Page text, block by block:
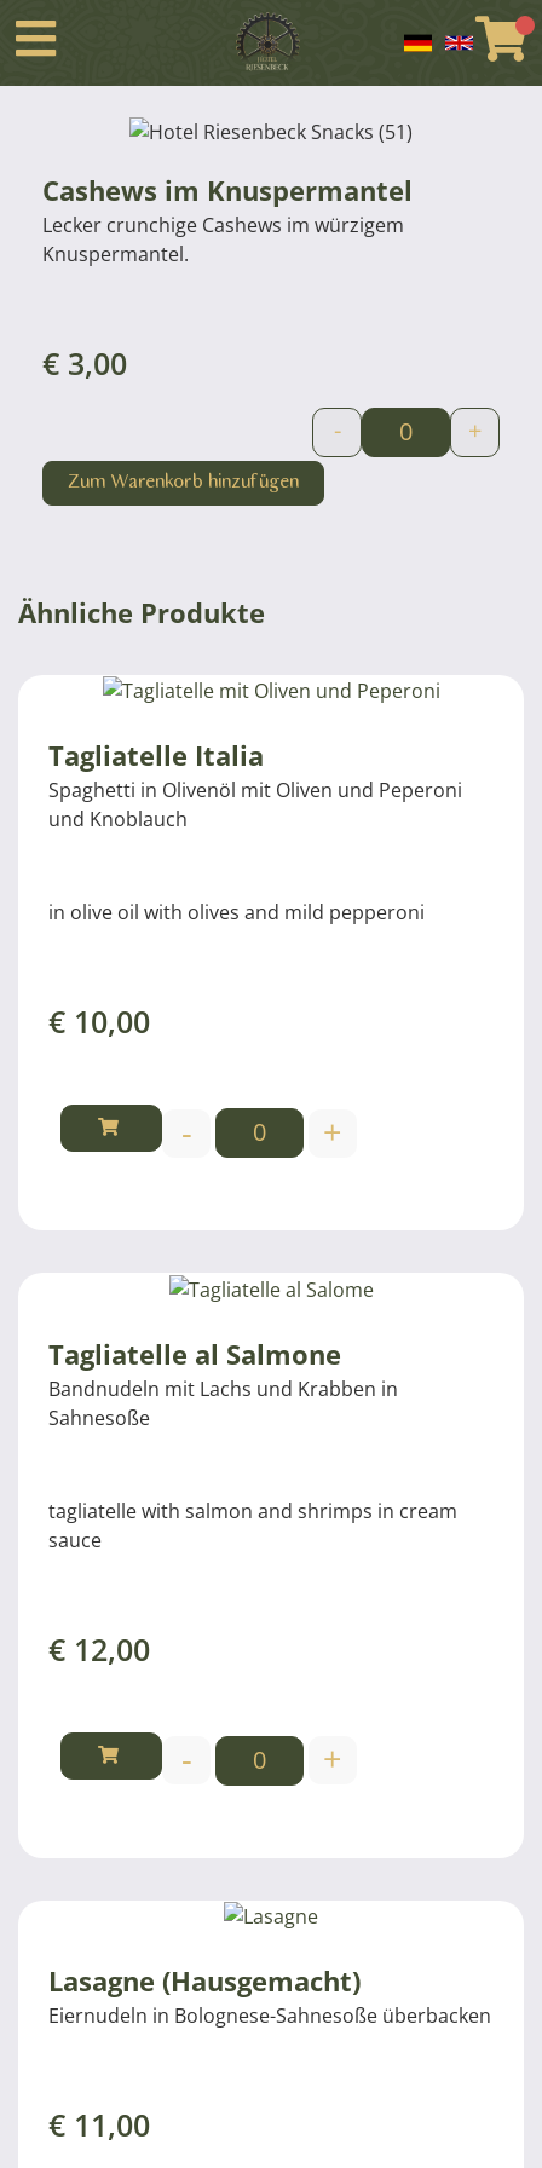
Cashews im Knuspermantel
Lecker crunchige Cashews im würzigem
Knuspermantel.
€ 3,00
- +
Zum Warenkorb hinzufügen
Ähnliche Produkte
Tagliatelle Italia
Spaghetti in Olivenöl mit Oliven und Peperoni
und Knoblauch
in olive oil with olives and mild pepperoni
€ 10,00
- +
Tagliatelle al Salmone
Bandnudeln mit Lachs und Krabben in
Sahnesoße
tagliatelle with salmon and shrimps in cream
sauce
€ 12,00
- +
Lasagne (Hausgemacht)
Eiernudeln in Bolognese-Sahnesoße überbacken
€ 11,00